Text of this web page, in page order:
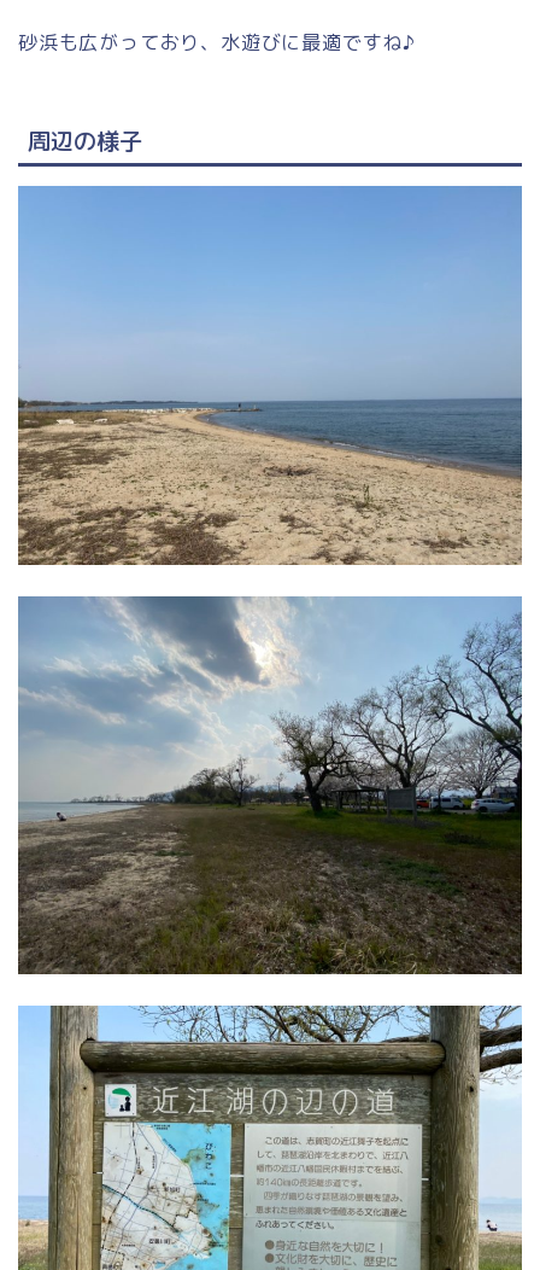
砂浜も広がっており、水遊びに最適ですね♪
周辺の様子